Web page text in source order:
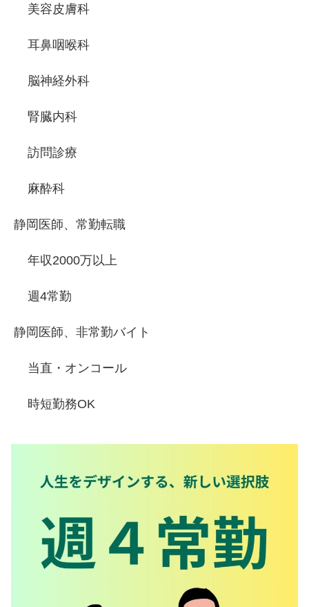
美容皮膚科
耳鼻咽喉科
脳神経外科
腎臓内科
訪問診療
麻酔科
静岡医師、常勤転職
年収2000万以上
週4常勤
静岡医師、非常勤バイト
当直・オンコール
時短勤務OK